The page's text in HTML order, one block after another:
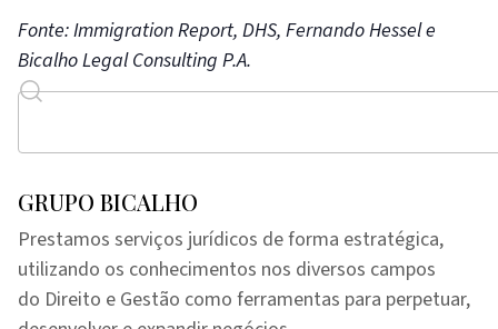
Fonte: Immigration Report, DHS, Fernando Hessel e
Bicalho Legal Consulting P.A.
GRUPO BICALHO
Prestamos serviços jurídicos de forma estratégica,
utilizando os conhecimentos nos diversos campos
do Direito e Gestão como ferramentas para perpetuar,